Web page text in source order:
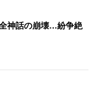
神話の崩壊…紛争絶